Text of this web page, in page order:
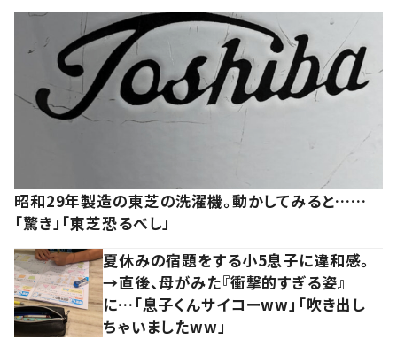
昭和29年製造の東芝の洗濯機。動かしてみると……
「驚き」「東芝恐るべし」
夏休みの宿題をする小5息子に違和感。
→直後、母がみた『衝撃的すぎる姿』
に…「息子くんサイコーww」「吹き出し
ちゃいましたww」